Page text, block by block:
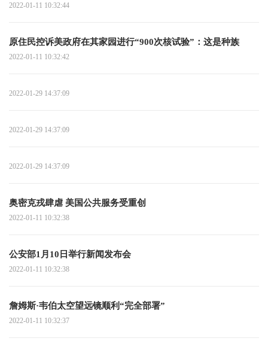
2022-01-11 10:32:44
原住民控诉美政府在其家园进行“900次核试验”：这是种族
2022-01-11 10:32:42
2022-01-29 14:37:09
2022-01-29 14:37:09
2022-01-29 14:37:09
奥密克戎肆虐 美国公共服务受重创
2022-01-11 10:32:38
公安部1月10日举行新闻发布会
2022-01-11 10:32:38
詹姆斯·韦伯太空望远镜顺利“完全部署”
2022-01-11 10:32:37